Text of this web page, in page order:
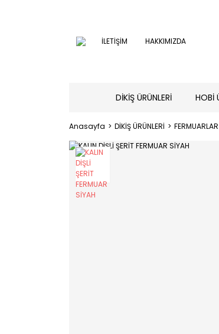
İLETİŞİM HAKKIMIZDA
DİKİŞ ÜRÜNLERİ HOBİ
Anasayfa DİKİŞ ÜRÜNLERİ FERMUARLAR